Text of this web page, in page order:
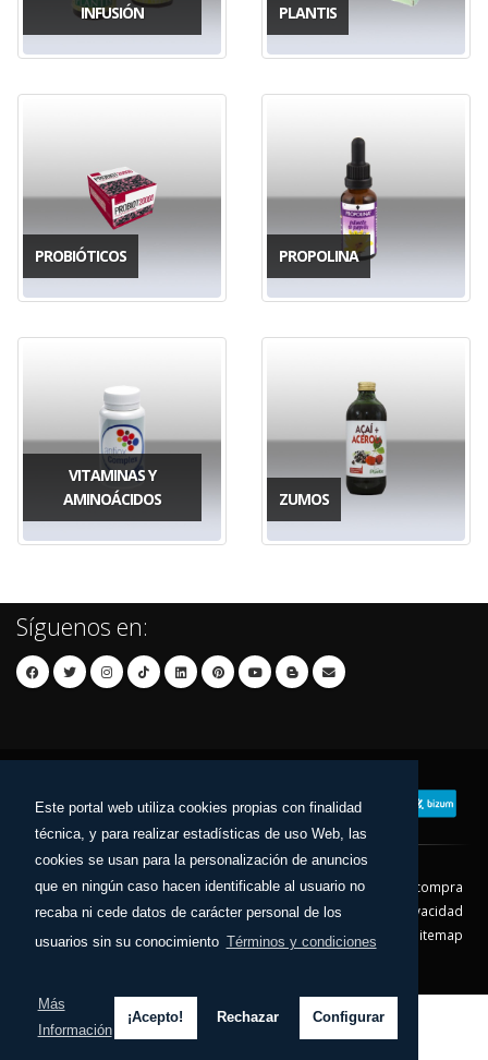
Este portal web utiliza cookies propias con finalidad
técnica, y para realizar estadísticas de uso Web, las
cookies se usan para la personalización de anuncios
que en ningún caso hacen identificable al usuario no
recaba ni cede datos de carácter personal de los
usuarios sin su conocimiento Términos y condiciones
Más
Información
¡Acepto! Rechazar Configurar
INFUSIÓN
PLANTIS
PROBIÓTICOS PROPOLINA
VITAMINAS Y
AMINOÁCIDOS
ZUMOS
Síguenos en:
Contacto Aviso Legal
Condiciones de compra
Política de envíos
Política de devolución
Política de Privacidad
Política de Cookies
Sitemap